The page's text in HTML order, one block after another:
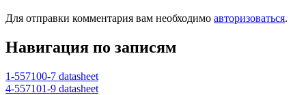
Для отправки комментария вам необходимо авторизоваться.
Навигация по записям
1-557100-7 datasheet
4-557101-9 datasheet